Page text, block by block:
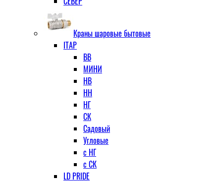
Краны шаровые бытовые
ITAP
ВВ
МИНИ
НВ
НН
НГ
СК
Садовый
Угловые
с НГ
с СК
LD PRIDE